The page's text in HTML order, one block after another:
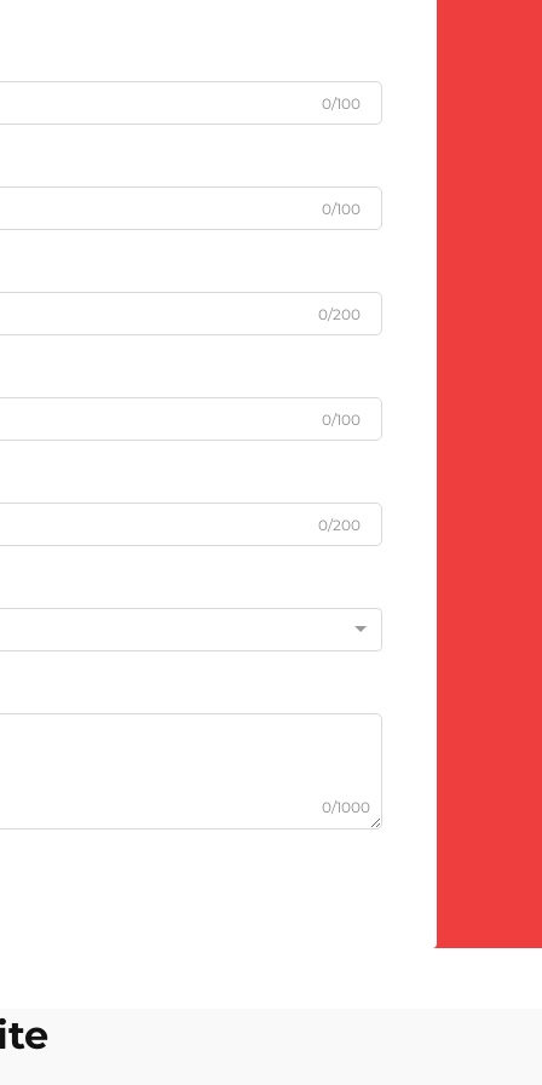
0/100
0/100
0/200
0/100
0/200
0/1000